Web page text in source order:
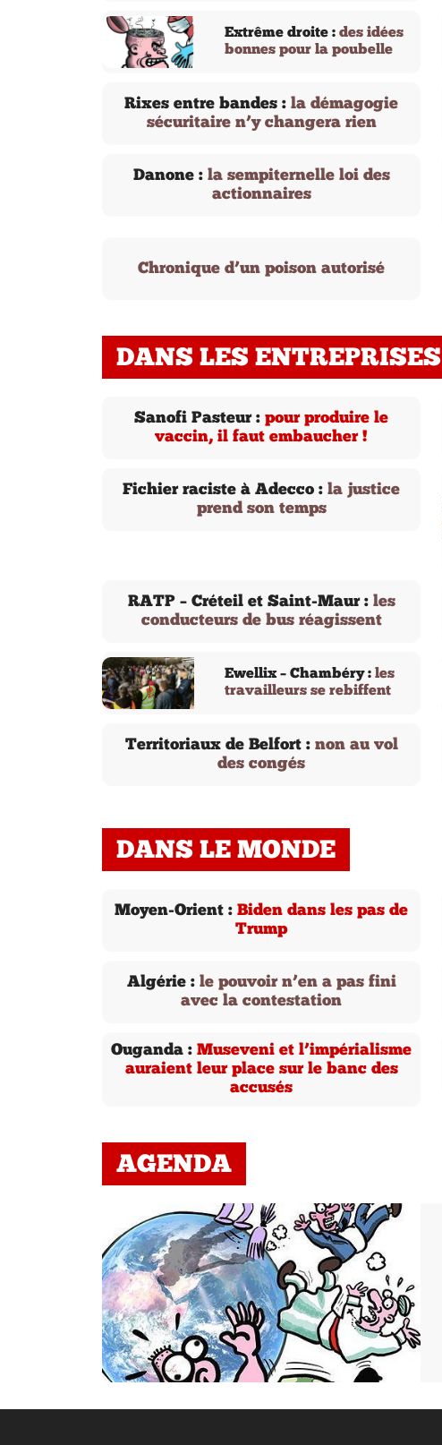
Extrême droite : des idées
bonnes pour la poubelle
Rixes entre bandes : la démagogie
sécuritaire n’y changera rien
Danone : la sempiternelle loi des
actionnaires
Chronique d’un poison autorisé
DANS LES ENTREPRISES
Sanofi Pasteur : pour produire le
vaccin, il faut embaucher !
Fichier raciste à Adecco : la justice
prend son temps
RATP – Créteil et Saint-Maur : les
conducteurs de bus réagissent
Ewellix – Chambéry : les
travailleurs se rebiffent
Territoriaux de Belfort : non au vol
des congés
DANS LE MONDE
Moyen-Orient : Biden dans les pas de
Trump
Algérie : le pouvoir n’en a pas fini
avec la contestation
Ouganda : Museveni et l’impérialisme
auraient leur place sur le banc des
accusés
AGENDA